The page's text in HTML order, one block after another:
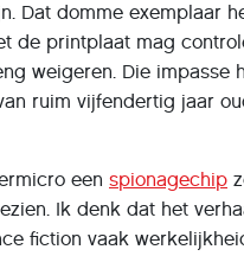
Dat domme exemplaar
de printplaat mag
weigeren. Die impasse
ruim vijfendertig jaar
een spionagechip
Ik denk dat het
fiction vaak